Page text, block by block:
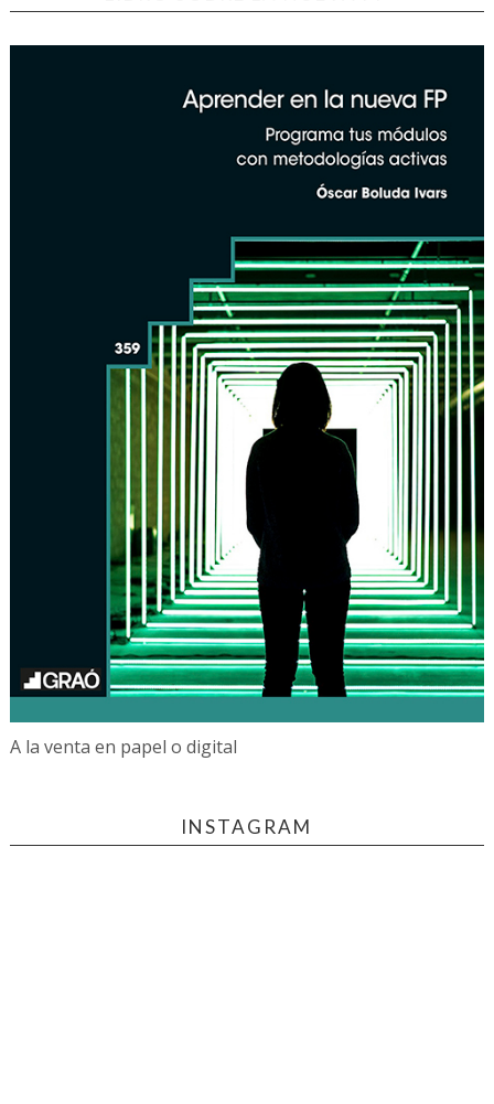
A la venta en papel o digital
INSTAGRAM